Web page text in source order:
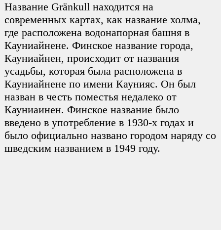
Название Gränkull находится на
современных картах, как название холма,
где расположена водонапорная башня в
Кауниайнене. Финское название города,
Кауниайнен, происходит от названия
усадьбы, которая была расположена в
Кауниайнене по имени Каунияс. Он был
назван в честь поместья недалеко от
Кауниаинен. Финское название было
введено в употребление в 1930-х годах и
было официально названо городом наряду со
шведским названием в 1949 году.